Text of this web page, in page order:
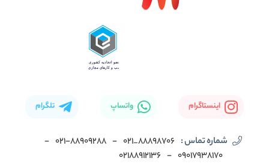
اینستاگرام واتساپ تلگرام
شماره تماس : 88898706_021
- ۰۲۱-۸۸۹۰۹۲۸۸ -
۰۹۰۱۷۹۳۸۱۷۰ -
02188912136